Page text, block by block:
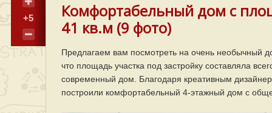
+5
Комфортабельный дом с
41 кв.м (9 фото)
Предлагаем вам посмотреть на очень необычный
что площадь участка под застройку составляла
современный дом. Благодаря креативным
построили комфортабельный 4-этажный дом с